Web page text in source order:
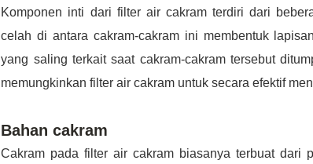
Komponen inti dari filter air cakram terdiri dari
celah di antara cakram-cakram ini membentuk
yang saling terkait saat cakram-cakram tersebut
memungkinkan filter air cakram untuk secara efektif
Bahan cakram
Cakram pada filter air cakram biasanya terbuat dari